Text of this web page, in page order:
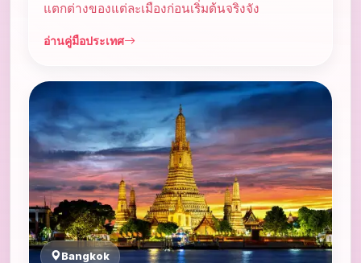
แตกต่างของแต่ละเมืองก่อนเริ่มต้นจริงจัง
อ่านคู่มือประเทศ
Bangkok